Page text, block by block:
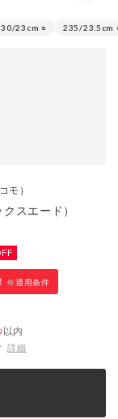
23cm ○ 235/23.5cm
モ）
スエード）
※適用条件
以内
詳細